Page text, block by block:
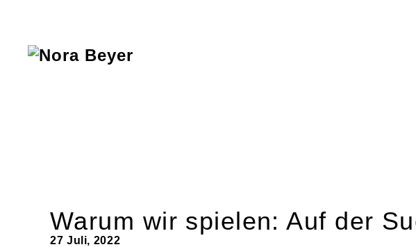
Nora
Warum wir spielen: Auf der
27 Juli, 2022